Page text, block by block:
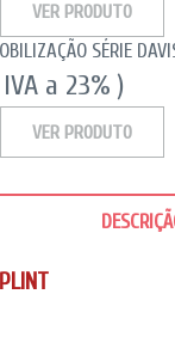
VER PRODUTO
SÉRIE
a 23% )
VER PRODUTO